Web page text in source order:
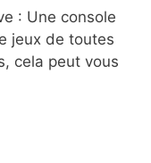
: Une console
jeux de toutes
cela peut vous